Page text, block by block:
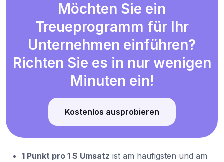
Möchten Sie ein
Treueprogramm für Ihr
Unternehmen einführen?
Richten Sie es in nur wenigen
Minuten ein!
Kostenlos ausprobieren
1 Punkt pro 1 $ Umsatz ist am häufigsten und am